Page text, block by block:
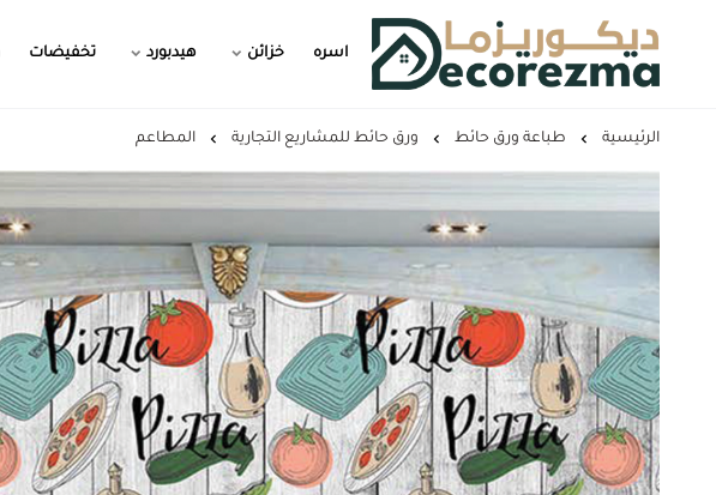
Decorezma
اسره خزائن هيدبورد تخفيضات
الرئيسية طباعة ورق حائط ورق حائط للمشاريع التجارية المطاعم